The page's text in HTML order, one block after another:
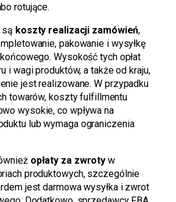
rotujące.
są koszty realizacji zamówień,
pakowanie i wysyłkę
Wysokość tych opłat
i wagi produktów, a także od kraju,
jest realizowane. W przypadku
towarów, koszty fulfillmentu
wysokie, co wpływa na
lub wymaga ograniczenia
opłaty za zwroty w
produktowych, szczególnie
jest darmowa wysyłka i zwrot